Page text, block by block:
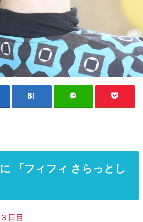
「フィフィ さらっとし
日目